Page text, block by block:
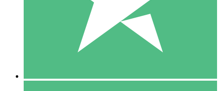
1 Download
10
US$1500